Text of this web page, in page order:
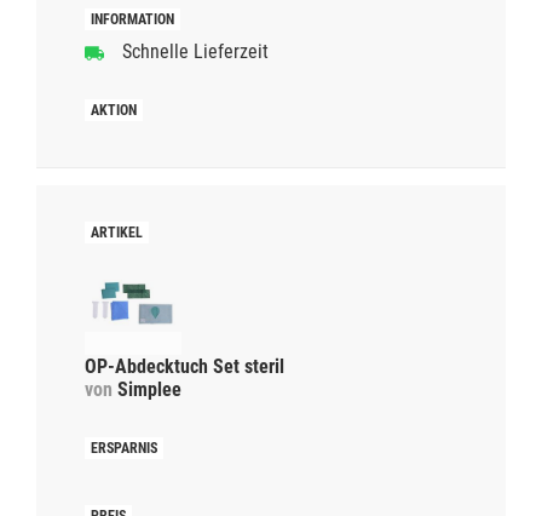
Schnelle Lieferzeit
OP-Abdecktuch Set steril
von Simplee